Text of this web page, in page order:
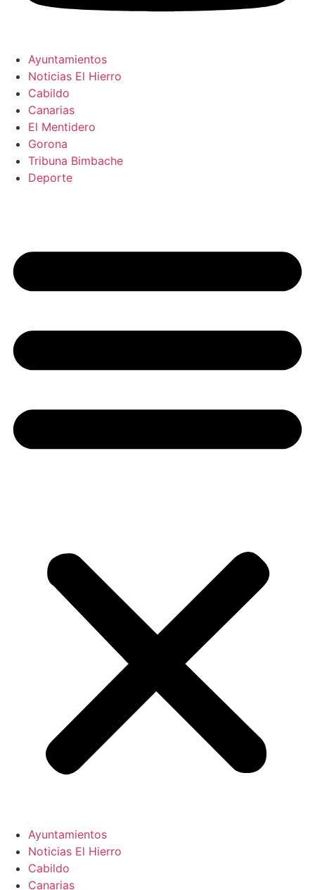
Ayuntamientos
Noticias El Hierro
Cabildo
Canarias
El Mentidero
Gorona
Tribuna Bimbache
Deporte
Ayuntamientos
Noticias El Hierro
Cabildo
Canarias